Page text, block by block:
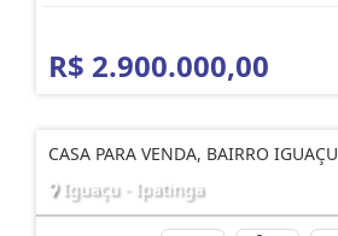
R$ 2.900.000,00
CASA PARA VENDA, BAIRRO IGUAÇU
Iguaçu - Ipatinga